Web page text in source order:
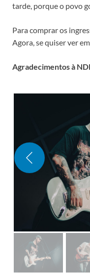
tarde, porque o povo
Para comprar os
Agora, se quiser ver
Agradecimentos à